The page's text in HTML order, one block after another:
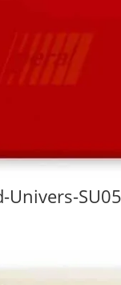
Univers-